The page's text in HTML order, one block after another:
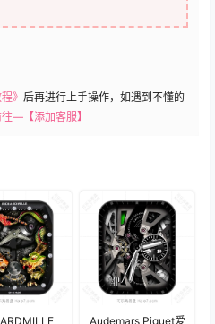
》 后再进行上手操作，如遇到不懂的
—【添加客服】
Audemars Piguet爱